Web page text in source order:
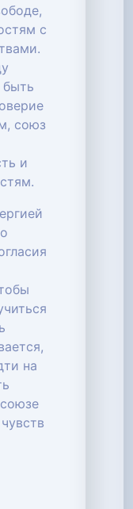
с
союз
и
на